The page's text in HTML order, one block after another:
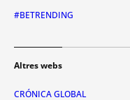
#BETRENDING
Altres webs
CRÓNICA GLOBAL